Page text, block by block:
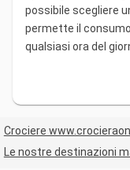
possibile scegliere
permette il
qualsiasi ora del
Crociere
Le nostre destinazioni